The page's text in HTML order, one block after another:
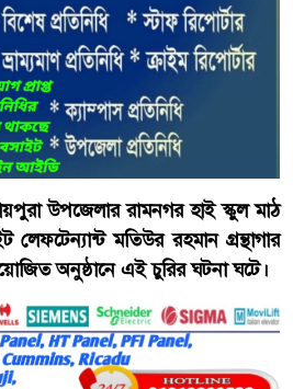
উপজেলার রামনগর হাই স্কুল মাঠ
লেফটেন্যান্ট মতিউর রহমান গ্রন্থাগার
অনুষ্ঠানে এই চুরির ঘটনা ঘটে।